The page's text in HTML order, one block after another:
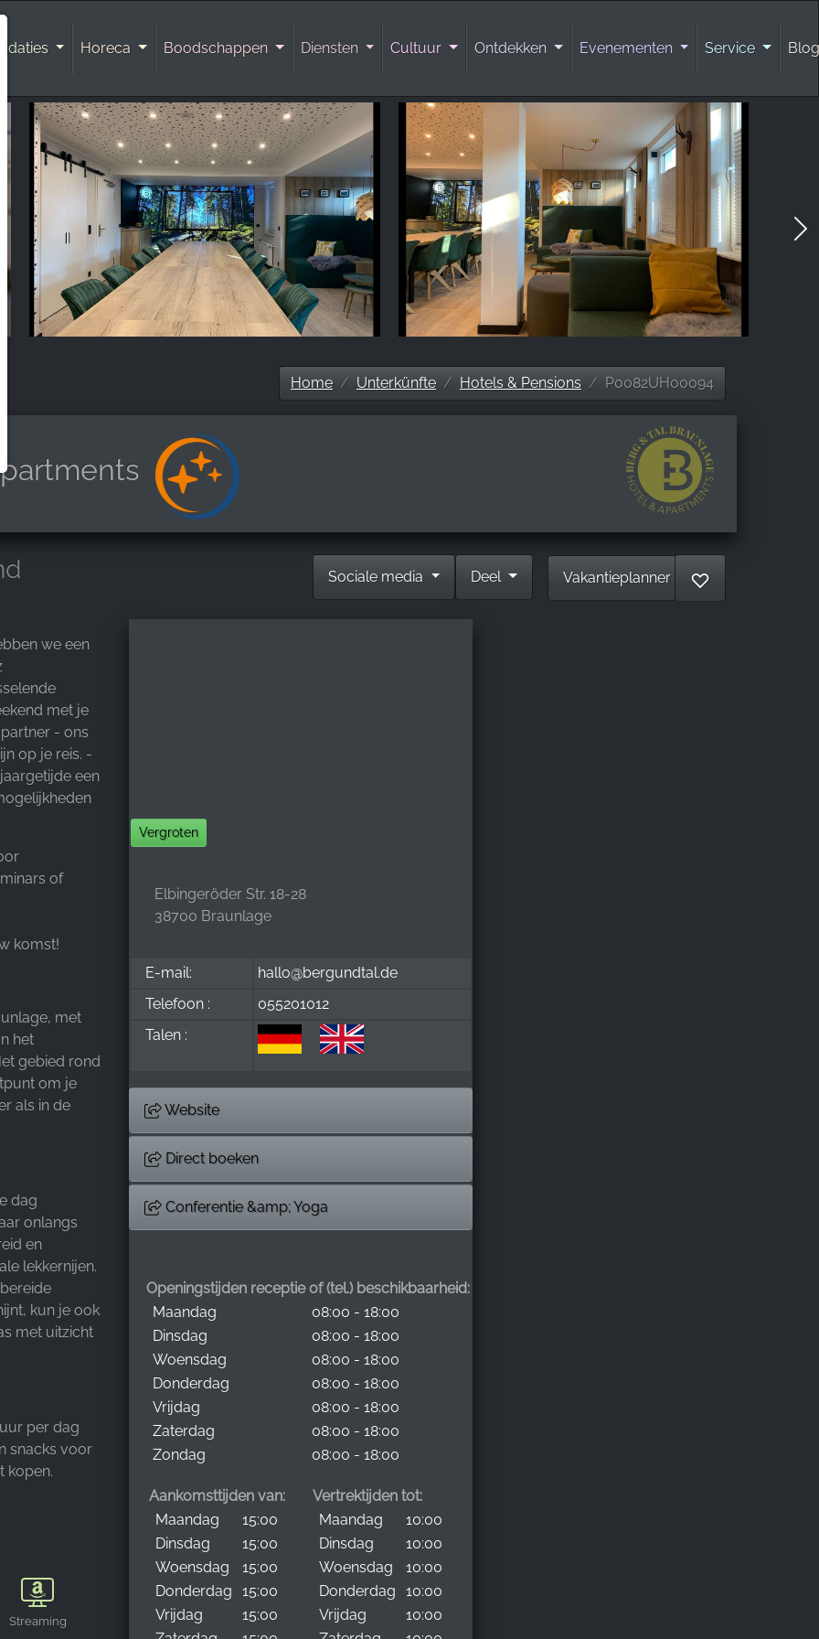
Horeca Boodschappen Diensten Cultuur Ontdekken Evenementen Service
Home Unterkünfte Hotels & Pensions P0082UH00094
Vakantieplanner ♡
Deel
Sociale media
we een
met je
- ons
op je reis. -
een
of
komst!
met
het
gebied rond
om je
als in de
dag
onlangs
en
lekkernijen.
kun je ook
met uitzicht
per dag
snacks voor
kopen.
Streaming
Vergroten
Elbingeröder Str. 18-28
38700 Braunlage
E-mail:
hallo@bergundtal.de
Telefoon :
055201012
Talen :
Website
Direct boeken
Conferentie &amp; Yoga
Openingstijden receptie of (tel.) beschikbaarheid:
Maandag
08:00 - 18:00
Dinsdag
08:00 - 18:00
Woensdag
08:00 - 18:00
Donderdag
08:00 - 18:00
Vrijdag
08:00 - 18:00
Zaterdag
08:00 - 18:00
Zondag
08:00 - 18:00
Aankomsttijden van:
Maandag
15:00
Dinsdag
15:00
Woensdag
15:00
Donderdag
15:00
Vrijdag
15:00
Vertrektijden tot:
Maandag
10:00
Dinsdag
10:00
Woensdag
10:00
Donderdag
10:00
Vrijdag
10:00